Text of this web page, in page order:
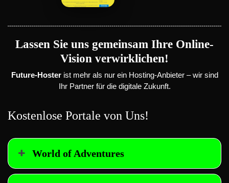
Lassen Sie uns gemeinsam Ihre Online-
Vision verwirklichen!
Future-Hosterist mehr als nur ein Hosting-Anbieter – wir sind
Ihr Partner für die digitale Zukunft.
Kostenlose Portale von Uns!
World of Adventures